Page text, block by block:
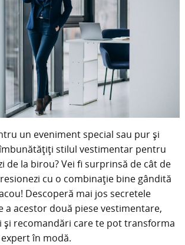
un eveniment special sau pur și
stilul vestimentar pentru
de la birou? Vei fi surprinsă de cât de
cu o combinație bine gândită
Descoperă mai jos secretele
a acestor două piese vestimentare,
și recomandări care te pot transforma
în modă.